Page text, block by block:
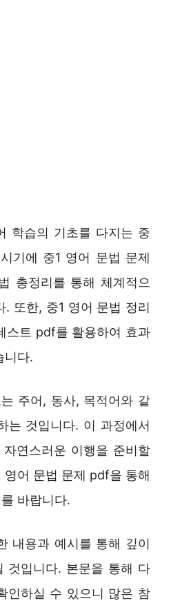
학습의 기초를 다지는 중
기에 중1 영어 문법 문제
총정리를 통해 체계적으
. 또한, 중1 영어 문법 정리
스트 pdf를 활용하여 효과
니다.
주어, 동사, 목적어와 같
는 것입니다. 이 과정에서
연스러운 이행을 준비할
영어 문법 문제 pdf을 통해
바랍니다.
내용과 예시를 통해 깊이
것입니다. 본문을 통해 다
인하실 수 있으니 많은 참